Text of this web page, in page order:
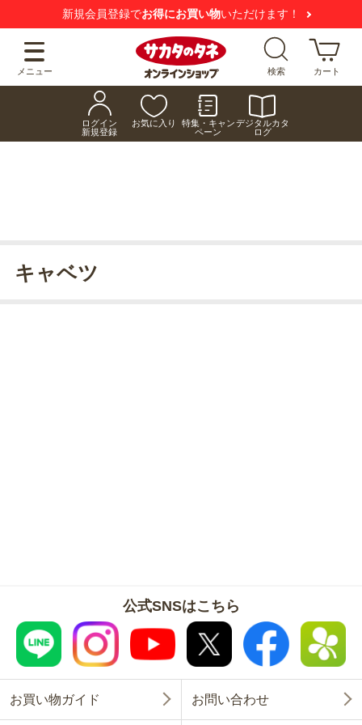
新規会員登録でお得にお買い物いただけます！
メニュー 検索 カート
ログイン
新規登録
お気に入り
特集・キャン
ペーン
デジタルカタ
ログ
キャベツ
公式SNSはこちら
お買い物ガイド お問い合わせ